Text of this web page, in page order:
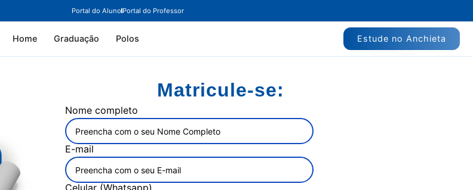
Portal do Aluno Portal do Professor
Home Graduação Polos Estude no Anchieta
Matricule-se:
Nome completo
E-mail
Celular (Whatsapp)